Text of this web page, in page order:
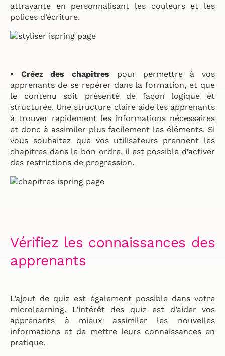
attrayante en personnalisant les couleurs et les
polices d’écriture.
• Créez des chapitres pour permettre à vos
apprenants de se repérer dans la formation, et que
le contenu soit présenté de façon logique et
structurée. Une structure claire aide les apprenants
à trouver rapidement les informations nécessaires
et donc à assimiler plus facilement les éléments. Si
vous souhaitez que vos utilisateurs prennent les
chapitres dans le bon ordre, il est possible d’activer
des restrictions de progression.
Vérifiez les connaissances des
apprenants
L’ajout de quiz est également possible dans votre
microlearning. L’intérêt des quiz est d’aider vos
apprenants à mieux assimiler les nouvelles
informations et de mettre leurs connaissances en
pratique.